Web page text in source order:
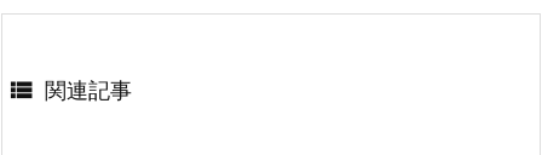
 関連記事